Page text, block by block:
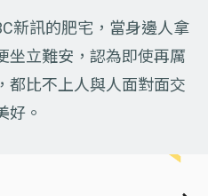
新訊的肥宅，當身邊人拿
坐立難安，認為即使再厲
都比不上人與人面對面交
好。